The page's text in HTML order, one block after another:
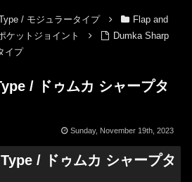
/ モジュラータイプ
Flap and
ケットジョイント
Dumka Sharp
イプ
/ ドゥムカ シャープタ
Sunday, November 19th, 2023
/ ドゥムカ シャープタ